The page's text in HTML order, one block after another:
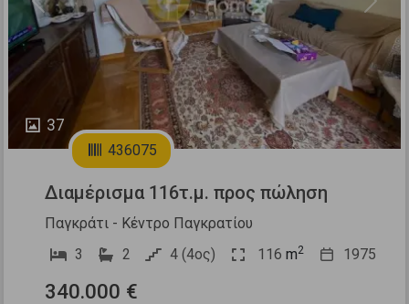
37
Previous Next
436075
Διαμέρισμα 116τ.μ. προς πώληση
Παγκράτι - Κέντρο Παγκρατίου
3
2 4 (4ος) 116 m2 1975
340.000 €